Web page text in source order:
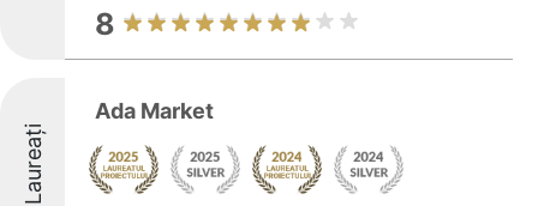
8
Laureați
Ada Market